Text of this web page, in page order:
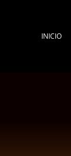
INICIO